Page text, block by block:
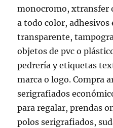
monocromo, xtransfer
a todo color,
transparente,
objetos de pvc o
pedrería y etiquetas
marca o logo. Compra
serigrafiados
para regalar, prendas
polos serigrafiados,